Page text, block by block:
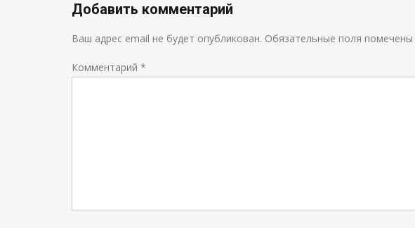
Добавить комментарий
Ваш адрес email не будет опубликован. Обязательные поля помечены
Комментарий *